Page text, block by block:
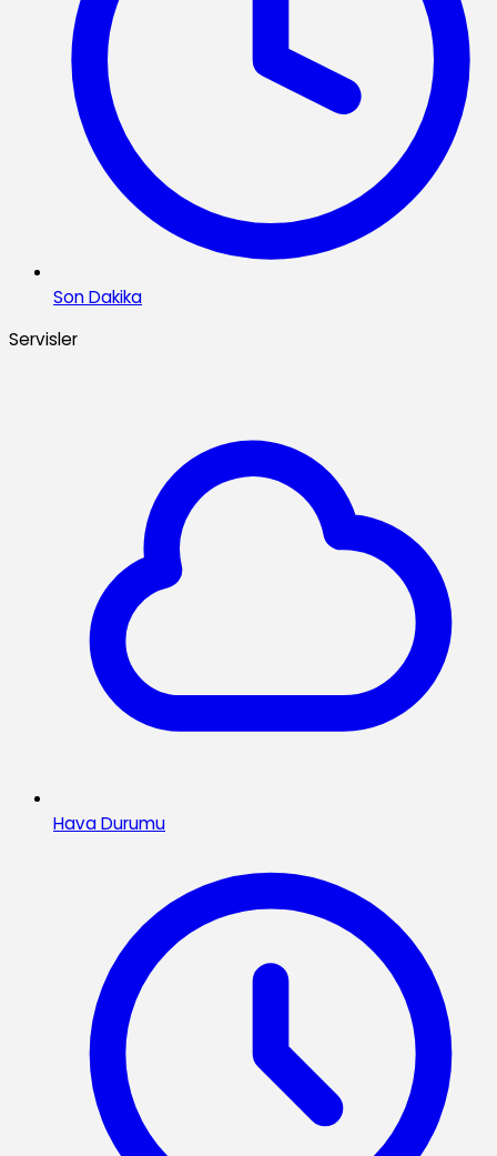
Son Dakika
Servisler
Hava Durumu